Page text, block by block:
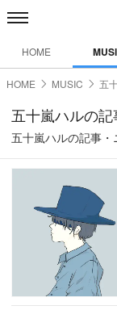
HOME
HOME MUSIC 五
五十嵐ハルの
五十嵐ハルの記事